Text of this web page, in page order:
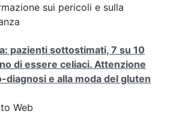
sui pericoli e sulla
pazienti sottostimati, 7 su 10
di essere celiaci. Attenzione
diagnosi e alla moda del gluten
Web